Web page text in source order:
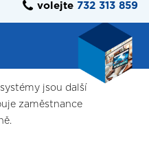
volejte 732 313 859
jsou další
zaměstnance